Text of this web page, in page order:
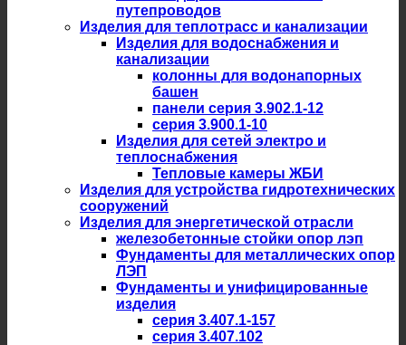
путепроводов
Изделия для теплотрасс и канализации
Изделия для водоснабжения и
канализации
колонны для водонапорных
башен
панели серия 3.902.1-12
серия 3.900.1-10
Изделия для сетей электро и
теплоснабжения
Тепловые камеры ЖБИ
Изделия для устройства гидротехнических
сооружений
Изделия для энергетической отрасли
железобетонные стойки опор лэп
Фундаменты для металлических опор
ЛЭП
Фундаменты и унифицированные
изделия
серия 3.407.1-157
серия 3.407.102